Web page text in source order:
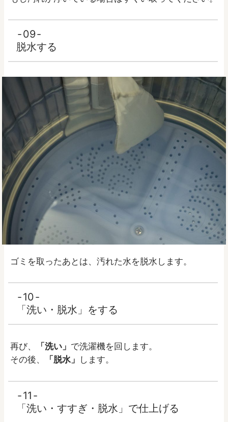
09
脱水する
ゴミを取ったあとは、汚れた水を脱水します。
10
「洗い・脱水」をする
再び、 「洗い」 で洗濯機を回します。
その後、
「脱水」 します。
11
「洗い・すすぎ・脱水」で仕上げる